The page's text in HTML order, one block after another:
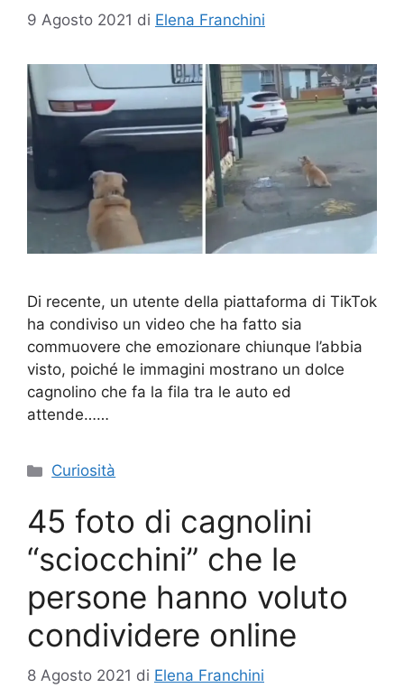
9 Agosto 2021 di Elena Franchini
Di recente, un utente della piattaforma di TikTok
ha condiviso un video che ha fatto sia
commuovere che emozionare chiunque l’abbia
visto, poiché le immagini mostrano un dolce
cagnolino che fa la fila tra le auto ed
attende……
Categorie
Curiosità
45 foto di cagnolini
“sciocchini” che le
persone hanno voluto
condividere online
8 Agosto 2021 di Elena Franchini